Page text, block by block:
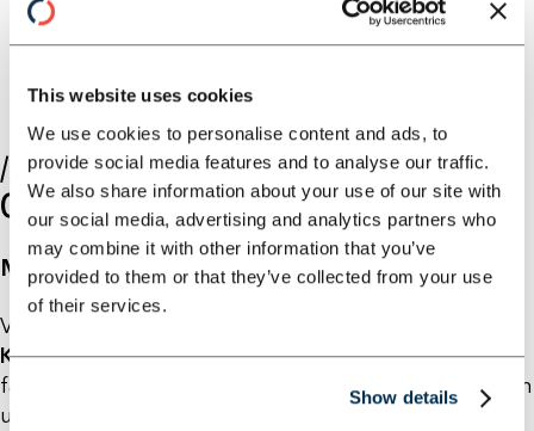
This website uses cookies
We use cookies to personalise content and ads, to
provide social media features and to analyse our traffic.
We also share information about your use of our site with
our social media, advertising and analytics partners who
may combine it with other information that you’ve
provided to them or that they’ve collected from your use
of their services.
Show details
8
// DEINE ENTWICKLUNG BEI HORN &
COMPANY
Mentoring & Schulungen
Von Beginn an steht dir ein/e MentorIn als
Karrierecoachzur Seite, um deine persönliche und
fachliche
gezielt zu begleiten. Zusätzlich
unterstützen wir deinen Karriereweg mit einem